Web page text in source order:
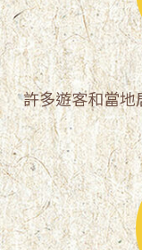
許多遊客和當